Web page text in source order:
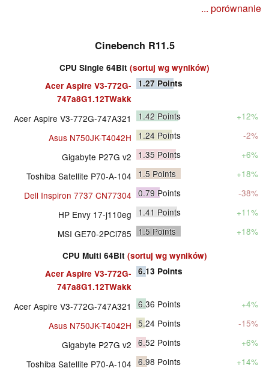
... porównanie
Cinebench R11.5
CPU Single 64Bit (sortuj wg wyników)
Acer Aspire V3-772G-
747a8G1.12TWakk
1.27 Points
Acer Aspire V3-772G-747A321 1.42 Points
+12%
Asus N750JK-T4042H
1.24 Points
-2%
Gigabyte P27G v2
1.35 Points
+6%
Toshiba Satellite P70-A-104
1.5 Points
+18%
Dell Inspiron 7737 CN77304 0.79 Points
-38%
HP Envy 17-j110eg
1.41 Points
+11%
MSI GE70-2PCi785 1.5 Points +18%
CPU Multi 64Bit (sortuj wg wyników)
Acer Aspire V3-772G-
747a8G1.12TWakk
6.13 Points
Acer Aspire V3-772G-747A321 6.36 Points
+4%
Asus N750JK-T4042H 5.24 Points
-15%
Gigabyte P27G v2 6.52 Points
+6%
Toshiba Satellite P70-A-104 6.98 Points
+14%